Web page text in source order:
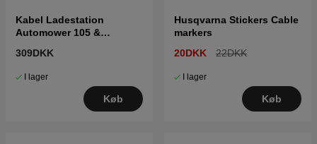
Kabel Ladestation
Automower 105 &
309DKK
I lager
Køb
Husqvarna Stickers Cable
markers
20DKK
22DKK
I lager
Køb